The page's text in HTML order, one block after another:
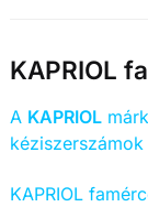
KAPRIOL
A KAPRIOL
KAPRIOL